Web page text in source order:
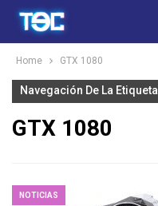
Home GTX 1080
Navegación De La Etiqueta
GTX 1080
NOTICIAS